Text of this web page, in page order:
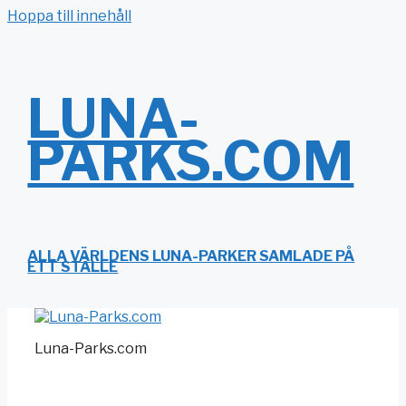
Hoppa till innehåll
LUNA-
PARKS.COM
ALLA VÄRLDENS LUNA-PARKER SAMLADE PÅ
ETT STÄLLE
Luna-Parks.com